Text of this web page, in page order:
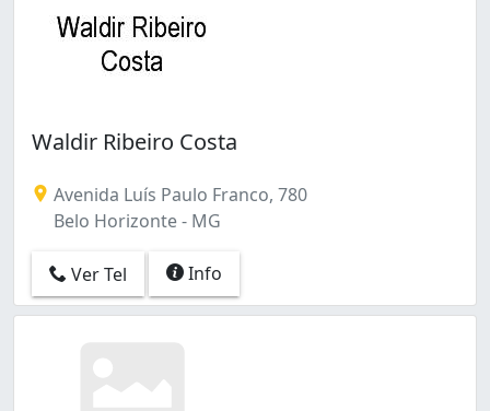
Waldir Ribeiro Costa
Avenida Luís Paulo Franco, 780
Belo Horizonte - MG
Ver Tel Info